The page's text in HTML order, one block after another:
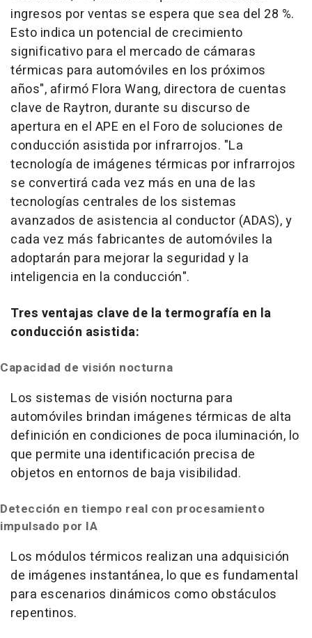
ingresos por ventas se espera que sea del 28 %.
Esto indica un potencial de crecimiento
significativo para el mercado de cámaras
térmicas para automóviles en los próximos
años", afirmó Flora Wang, directora de cuentas
clave de Raytron, durante su discurso de
apertura en el APE en el Foro de soluciones de
conducción asistida por infrarrojos. "La
tecnología de imágenes térmicas por infrarrojos
se convertirá cada vez más en una de las
tecnologías centrales de los sistemas
avanzados de asistencia al conductor (ADAS), y
cada vez más fabricantes de automóviles la
adoptarán para mejorar la seguridad y la
inteligencia en la conducción".
Tres ventajas clave de la termografía en la
conducción asistida:
Capacidad de visión nocturna
Los sistemas de visión nocturna para
automóviles brindan imágenes térmicas de alta
definición en condiciones de poca iluminación, lo
que permite una identificación precisa de
objetos en entornos de baja visibilidad.
Detección en tiempo real con procesamiento
impulsado por IA
Los módulos térmicos realizan una adquisición
de imágenes instantánea, lo que es fundamental
para escenarios dinámicos como obstáculos
repentinos.